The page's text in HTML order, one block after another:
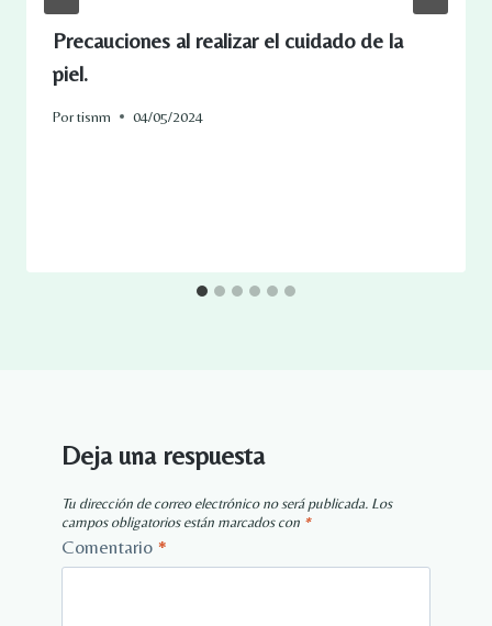
Precauciones al realizar el cuidado de la
piel.
Portisnm 04/05/2024
Deja una respuesta
Tu dirección de correo electrónico no será publicada. Los
campos obligatorios están marcados con *
Comentario *